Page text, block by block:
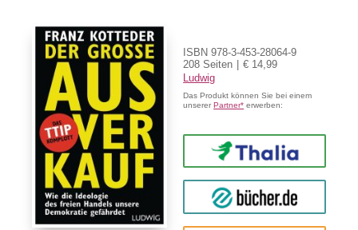
ISBN 978-3-453-28064-9
208 Seiten
€ 14,99
Ludwig
Das Produkt können Sie bei einem
unsererPartner* erwerben:
Thalia
buecher.de